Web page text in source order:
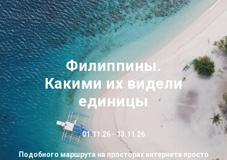
Филиппины.
Какими их видели
единицы
01.11.26 - 13.11.26
Подобного маршрута на просторах интернета просто